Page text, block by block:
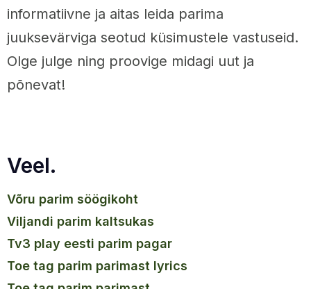
informatiivne ja aitas leida parima
juuksevärviga seotud küsimustele vastuseid.
Olge julge ning proovige midagi uut ja
põnevat!
Veel.
võru parim söögikoht
viljandi parim kaltsukas
tv3 play eesti parim pagar
toe tag parim parimast lyrics